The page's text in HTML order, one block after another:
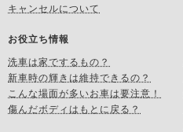
キャンセルについて
お役立ち情報
洗車は家でするもの？
新車時の輝きは維持できるの？
こんな場面が多いお車は要注意！
傷んだボディはもとに戻る？